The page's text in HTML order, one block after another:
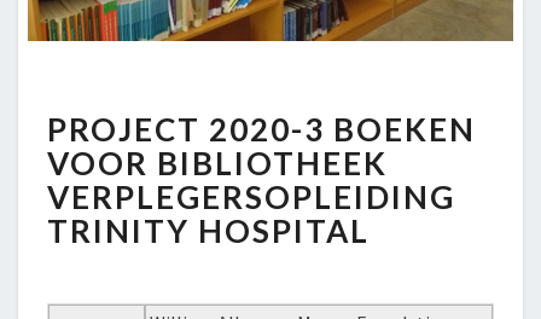
2020-
3
BOEKEN
VOOR
BIBLIOTHEEK
HOSPITAL
PROJECT 2020-3 BOEKEN
VOOR BIBLIOTHEEK
VERPLEGERSOPLEIDING
TRINITY HOSPITAL